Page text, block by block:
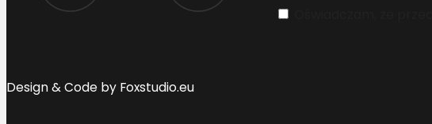
Oświadczam, że
Design & Code by Foxstudio.eu